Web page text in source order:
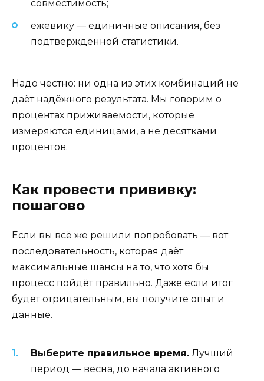
совместимость;
ежевику — единичные описания, без
подтверждённой статистики.
Надо честно: ни одна из этих комбинаций не
даёт надёжного результата. Мы говорим о
процентах приживаемости, которые
измеряются единицами, а не десятками
процентов.
Как провести прививку:
пошагово
Если вы всё же решили попробовать — вот
последовательность, которая даёт
максимальные шансы на то, что хотя бы
процесс пойдёт правильно. Даже если итог
будет отрицательным, вы получите опыт и
данные.
Выберите правильное время. Лучший
период — весна, до начала активного